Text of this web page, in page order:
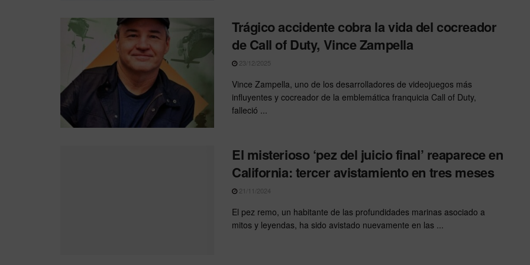
Trágico accidente cobra la vida del cocreador
de Call of Duty, Vince Zampella
23/12/2025
Vince Zampella, uno de los desarrolladores de videojuegos más
influyentes y cocreador de la emblemática franquicia Call of Duty,
falleció ...
El misterioso ‘pez del juicio final’ reaparece en
California: tercer avistamiento en tres meses
21/11/2024
El pez remo, un habitante de las profundidades marinas asociado a
mitos y leyendas, ha sido avistado nuevamente en las ...